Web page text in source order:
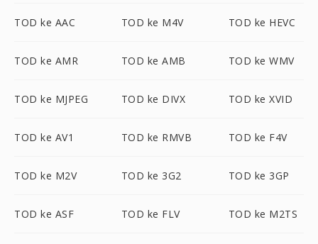
TOD ke AAC TOD ke M4V TOD ke HEVC
TOD ke AMR TOD ke AMB TOD ke WMV
TOD ke MJPEG TOD ke DIVX TOD ke XVID
TOD ke AV1 TOD ke RMVB TOD ke F4V
TOD ke M2V TOD ke 3G2 TOD ke 3GP
TOD ke ASF TOD ke FLV TOD ke M2TS